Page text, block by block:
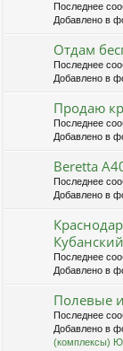
Последнее
Добавлено в
Отдам
Последнее
Добавлено в
Продаю
Последнее
Добавлено в
Beretta
Последнее
Добавлено в
Последнее
Добавлено в
Полевые
Последнее
Добавлено в
(комплексы)